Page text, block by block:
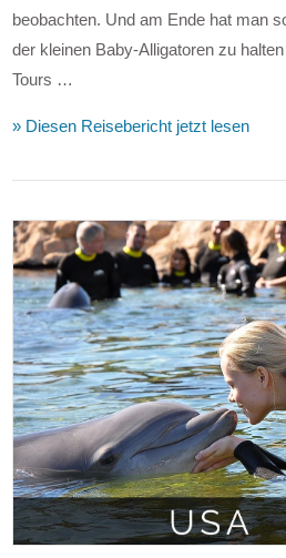
VIEW
beobachten. Und am Ende hat man
der kleinen Baby-Alligatoren zu
Tours …
» Diesen Reisebericht jetzt lesen